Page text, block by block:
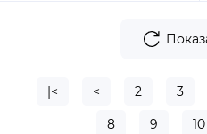
|< < 2 3
8 9 10